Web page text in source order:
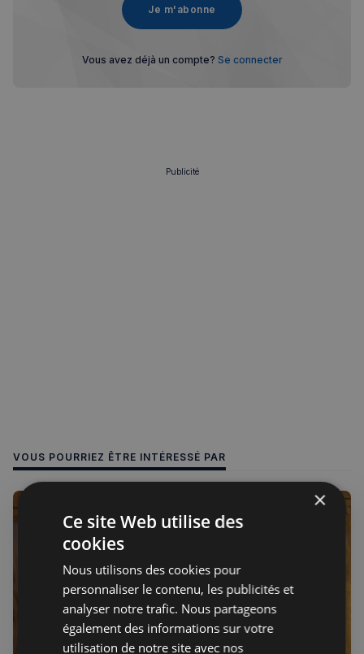
Je m'abonne
Vous avez déjà un compte? Se connecter
Publicité
VOUS POURRIEZ ÊTRE INTÉRESSÉ PAR
×
Ce site Web utilise des
cookies
Nous utilisons des cookies pour
personnaliser le contenu, les publicités et
analyser notre trafic. Nous partageons
également des informations sur votre
utilisation de notre site avec nos